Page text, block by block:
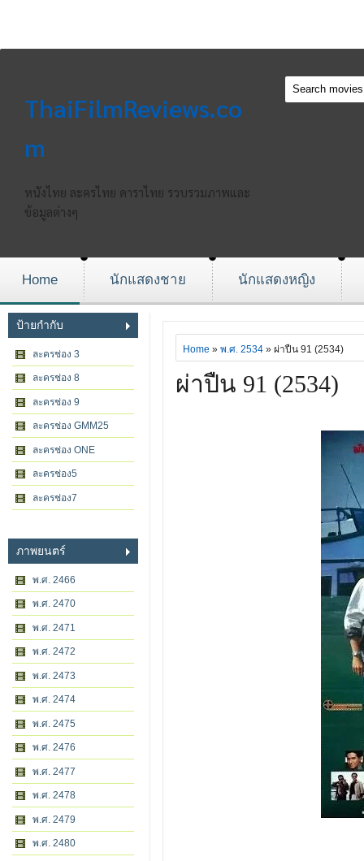
ThaiFilmReviews.co
m
หนังไทย ละครไทย ดาราไทย รวบรวมภาพและ
ข้อมูลต่างๆ
Home นักแสดงชาย นักแสดงหญิง
ป้ายกำกับ
ละครช่อง 3
ละครช่อง 8
ละครช่อง 9
ละครช่อง GMM25
ละครช่อง ONE
ละครช่อง5
ละครช่อง7
ภาพยนตร์
พ.ศ. 2466
พ.ศ. 2470
พ.ศ. 2471
พ.ศ. 2472
พ.ศ. 2473
พ.ศ. 2474
พ.ศ. 2475
พ.ศ. 2476
พ.ศ. 2477
พ.ศ. 2478
พ.ศ. 2479
พ.ศ. 2480
Home » พ.ศ. 2534 » ผ่าปืน 91 (2534)
ผ่าปืน 91 (2534)